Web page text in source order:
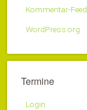
Kommentar-Feed
WordPress.org
Termine
Login